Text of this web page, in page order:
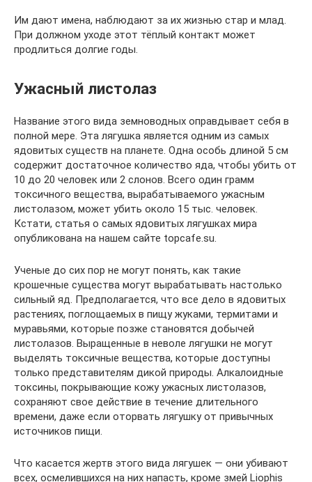
Им дают имена, наблюдают за их жизнью стар и млад.
При должном уходе этот тёплый контакт может
продлиться долгие годы.
Ужасный листолаз
Название этого вида земноводных оправдывает себя в
полной мере. Эта лягушка является одним из самых
ядовитых существ на планете. Одна особь длиной 5 см
содержит достаточное количество яда, чтобы убить от
10 до 20 человек или 2 слонов. Всего один грамм
токсичного вещества, вырабатываемого ужасным
листолазом, может убить около 15 тыс. человек.
Кстати, статья о самых ядовитых лягушках мира
опубликована на нашем сайте topcafe.su.
Ученые до сих пор не могут понять, как такие
крошечные существа могут вырабатывать настолько
сильный яд. Предполагается, что все дело в ядовитых
растениях, поглощаемых в пищу жуками, термитами и
муравьями, которые позже становятся добычей
листолазов. Выращенные в неволе лягушки не могут
выделять токсичные вещества, которые доступны
только представителям дикой природы. Алкалоидные
токсины, покрывающие кожу ужасных листолазов,
сохраняют свое действие в течение длительного
времени, даже если оторвать лягушку от привычных
источников пищи.
Что касается жертв этого вида лягушек — они убивают
всех, осмелившихся на них напасть, кроме змей Liophis